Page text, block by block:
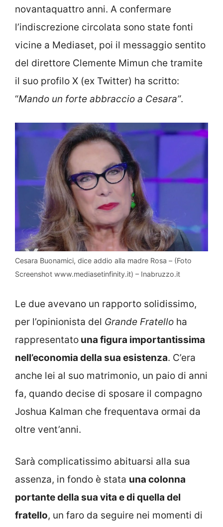
novantaquattro anni. A confermare
l’indiscrezione circolata sono state fonti
vicine a Mediaset, poi il messaggio sentito
del direttore Clemente Mimun che tramite
il suo profilo X (ex Twitter) ha scritto:
“Mando un forte abbraccio a Cesara”.
Cesara Buonamici, dice addio alla madre Rosa – (Foto
Screenshot www.mediasetinfinity.it) – Inabruzzo.it
Le due avevano un rapporto solidissimo,
per l’opinionista del Grande Fratello ha
rappresentato una figura importantissima
nell’economia della sua esistenza. C’era
anche lei al suo matrimonio, un paio di anni
fa, quando decise di sposare il compagno
Joshua Kalman che frequentava ormai da
oltre vent’anni.
Sarà complicatissimo abituarsi alla sua
assenza, in fondo è stata una colonna
portante della sua vita e di quella del
fratello, un faro da seguire nei momenti di